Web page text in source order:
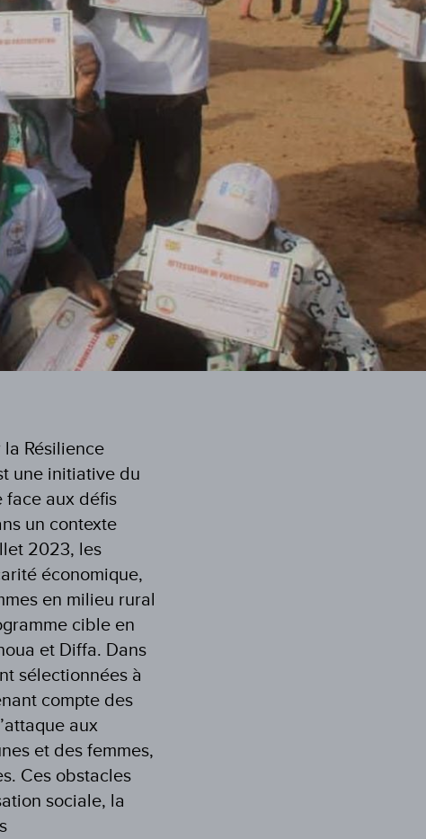
Résilience
une initiative du
face aux défis
un contexte
2023, les
économique,
en milieu rural
cible en
et Diffa. Dans
sélectionnées à
compte des
aux
et des femmes,
Ces obstacles
sociale, la